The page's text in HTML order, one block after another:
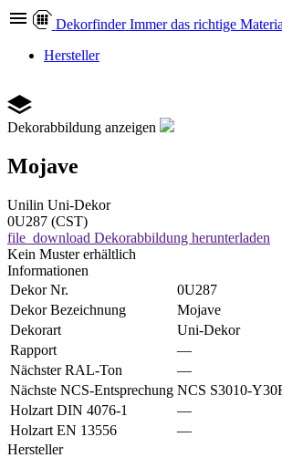
Dekorfinder Immer das richtige
Hersteller
Dekorabbildung anzeigen
Mojave
Unilin Uni-Dekor
0U287 (CST)
file_download Dekorabbildung herunterladen
Kein Muster erhältlich
Informationen
Dekor Nr.
0U287
Dekor Bezeichnung
Mojave
Dekorart
Uni-Dekor
Rapport
—
Nächster RAL-Ton
—
Nächste NCS-Entsprechung NCS S3010-
Holzart DIN 4076-1
—
Holzart EN 13556
—
Hersteller